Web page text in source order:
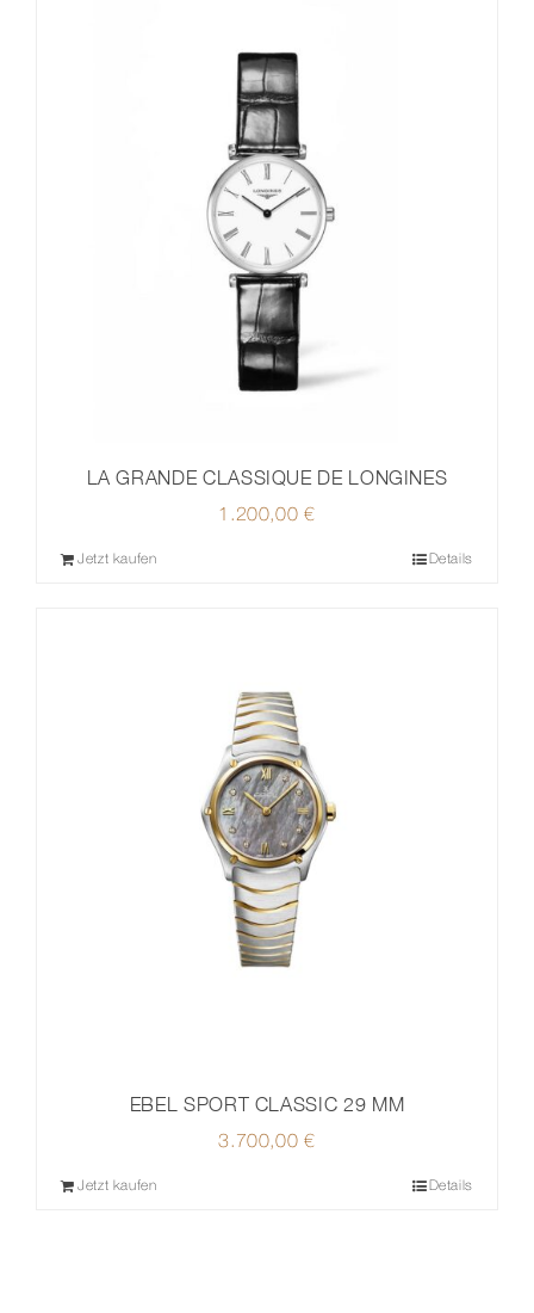
LA GRANDE CLASSIQUE DE LONGINES
1.200,00€
Jetzt kaufen Details
EBEL SPORT CLASSIC 29 MM
3.700,00€
Jetzt kaufen Details